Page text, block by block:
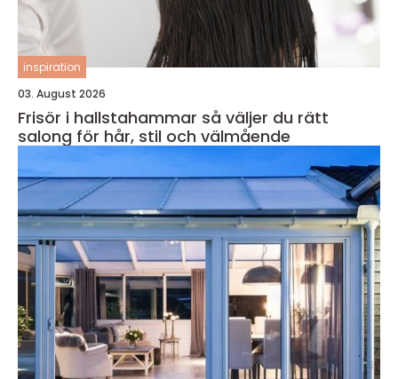
inspiration
03. August 2026
Frisör i hallstahammar så väljer du rätt
salong för hår, stil och välmående